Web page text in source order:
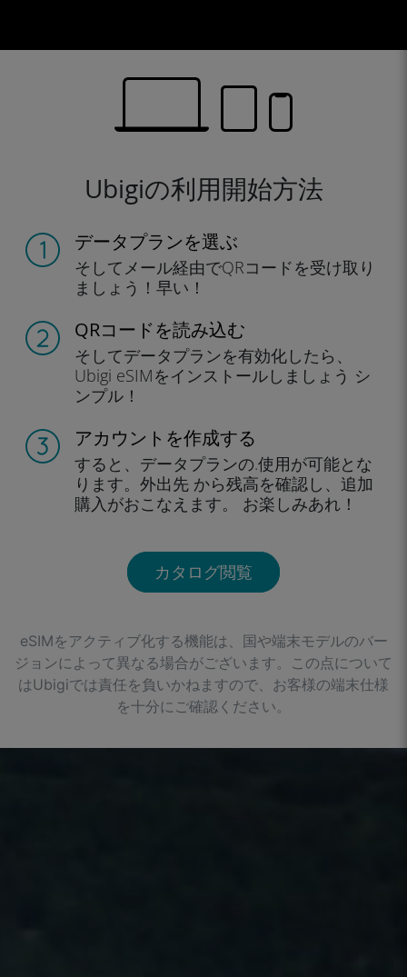
Ubigiの利用開始方法
データプランを選ぶ
そしてメール経由でQRコードを受け取り
ましょう！早い！
QRコードを読み込む
そしてデータプランを有効化したら、
Ubigi eSIMをインストールしま しょう シ
ンプル！
アカウントを作成する
すると、データプランの.使用が可能とな
ります。外出先 から残高を確認し、追加
購入がおこなえます。
お楽しみあれ！
カタログ閲覧
eSIMをアクティブ化する機能は、国や端末モデルのバー
ジョンによって異なる場合がございます。この点について
はUbigiでは責任を負いかねますので、お客様の端末仕様
を十分にご確認ください。